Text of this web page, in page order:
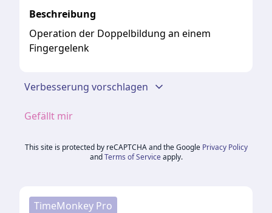
Beschreibung
Operation der Doppelbildung an einem
Fingergelenk
Verbesserung vorschlagen
Gefällt mir
This site is protected by reCAPTCHA and the Google Privacy Policy
and Terms of Service apply.
TimeMonkey Pro